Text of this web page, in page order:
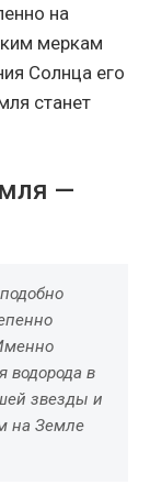
на
меркам
Солнца его
станет
—
водорода в
звезды и
на Земле